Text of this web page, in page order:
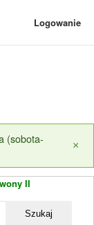
Logowanie
(sobota-
×
II
Szukaj